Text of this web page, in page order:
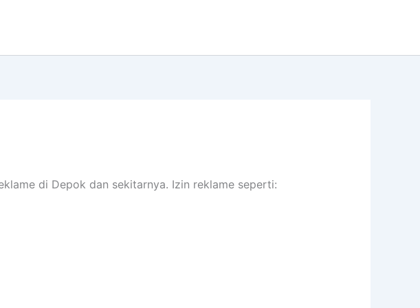
di Depok dan sekitarnya. Izin reklame seperti: